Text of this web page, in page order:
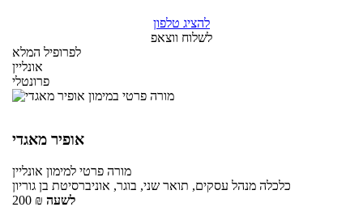
להציג טלפון
לשלוח ווצאפ
לפרופיל המלא
אונליין
פרונטלי
אופיר מאגדי
מורה פרטי למימון אונליין
כלכלה מנהל עסקים, תואר שני, בוגר, אוניברסיטת בן גוריון
200 ₪ לשעה